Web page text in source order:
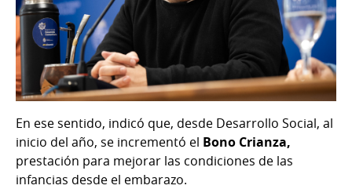
En ese sentido, indicó que, desde Desarrollo Social, al
inicio del año, se incrementó el Bono Crianza,
prestación para mejorar las condiciones de las
infancias desde el embarazo.